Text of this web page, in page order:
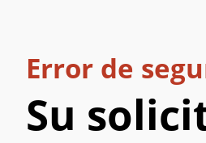
Error de
Su